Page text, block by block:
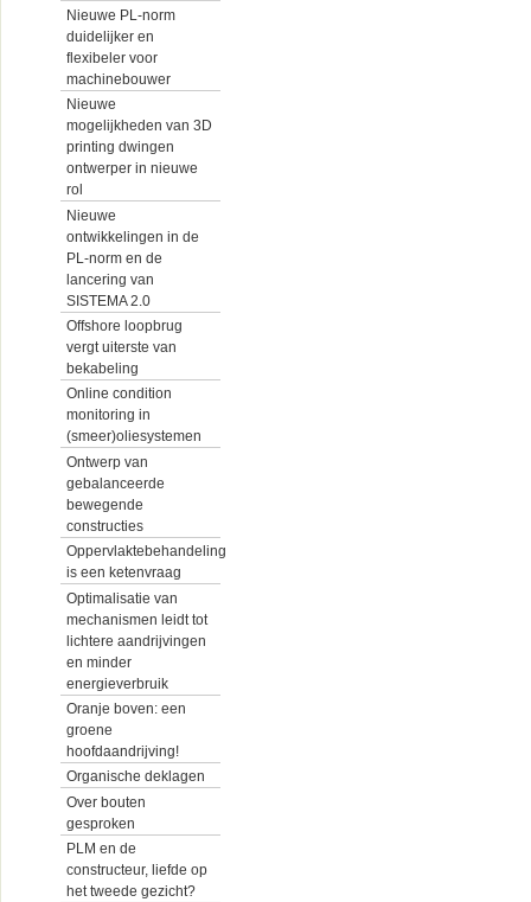
Nieuwe PL-norm
duidelijker en
flexibeler voor
machinebouwer
Nieuwe
mogelijkheden van 3D
printing dwingen
ontwerper in nieuwe
rol
Nieuwe
ontwikkelingen in de
PL-norm en de
lancering van
SISTEMA 2.0
Offshore loopbrug
vergt uiterste van
bekabeling
Online condition
monitoring in
(smeer)oliesystemen
Ontwerp van
gebalanceerde
bewegende
constructies
Oppervlaktebehandeling
is een ketenvraag
Optimalisatie van
mechanismen leidt tot
lichtere aandrijvingen
en minder
energieverbruik
Oranje boven: een
groene
hoofdaandrijving!
Organische deklagen
Over bouten
gesproken
PLM en de
constructeur, liefde op
het tweede gezicht?